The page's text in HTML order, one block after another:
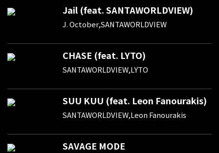
Jail (feat. SANTAWORLDVIEW)
J. October,SANTAWORLDVIEW
CHASE (feat. LYTO)
SANTAWORLDVIEW,LYTO
SUU KUU (feat. Leon Fanourakis)
SANTAWORLDVIEW,Leon Fanourakis
SAVAGE MODE